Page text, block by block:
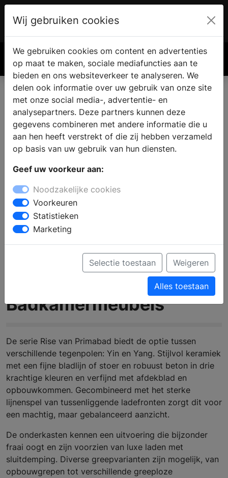
€ 0.00
Badkamermeubels
De serie Rise van Primabad biedt de optie tussen
verschillende tegenpolen: Yin en Yang. Stijlvol keramiek
met een fijne bladlijn of stoer en robuust beton in drie
krachtige kleuren en verfijnd met afdekblad en
opbouwkommen. Gecombineerd met het sterke
lijnenspel van tussenliggende ladefronten zorgt dit voor
een machtig, maar gebalanceerd aanzicht.
De onderkasten kennen een uitvoering die bijzonder
fraai oogt en zijn voorzien van luxe laden met
sluitdemping. Diverse greepvarianten zijn mogelijk, van
opbouwgrepen tot verschillende greeploze
Wij gebruiken cookies
We gebruiken cookies om content en advertenties
op maat te maken, sociale mediafuncties aan te
bieden en ons websiteverkeer te analyseren. We
delen ook informatie over uw gebruik van onze site
met onze social media-, advertentie- en
analysepartners. Deze partners kunnen deze
gegevens combineren met andere informatie die u
aan hen heeft verstrekt of die zij hebben verzameld
op basis van uw gebruik van hun diensten.
Geef uw voorkeur aan:
Noodzakelijke cookies
Voorkeuren
Statistieken
Marketing
Selectie toestaan Weigeren
Alles toestaan